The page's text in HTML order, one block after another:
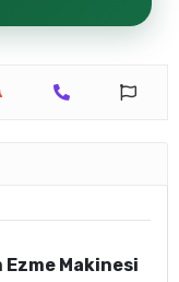
Ezme Makinesi